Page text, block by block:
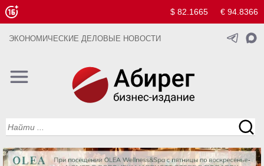
$ 82.1665 € 94.8366
ЭКОНОМИЧЕСКИЕ ДЕЛОВЫЕ НОВОСТИ